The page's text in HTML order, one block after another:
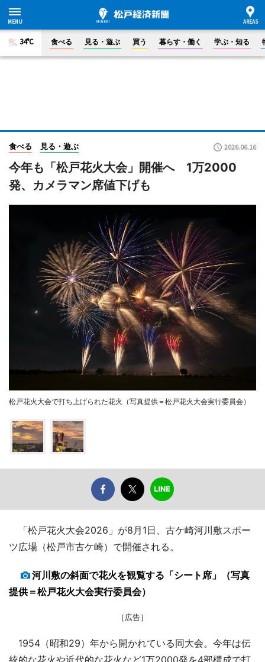
34°C 食べる 見る・遊ぶ 買う 暮らす・働く 学ぶ・知る
食べる 見る・遊ぶ 2026.06.16
今年も「松戸花火大会」開催へ 1万2000
発、カメラマン席値下げも
松戸花火大会で打ち上げられた花火（写真提供＝松戸花火大会実行委員会）
「松戸花火大会2026」が8月1日、古ケ崎河川敷スポー
ツ広場（松戸市古ケ崎）で開催される。
河川敷の斜面で花火を観覧する「シート席」（写真
提供＝松戸花火大会実行委員会）
［広告］
1954（昭和29）年から開かれている同大会。今年は伝
統的な花火や近代的な花火など1万2000発を4部構成で打